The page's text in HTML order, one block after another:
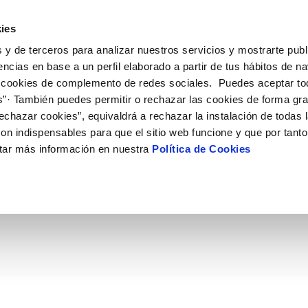
y de terceros para analizar nuestros servicios y mostrarte
en base a un perfil elaborado a partir de tus hábitos de
de complemento de redes sociales. Puedes aceptar
También puedes permitir o rechazar las cookies de forma
cookies”, equivaldrá a rechazar la instalación de todas
indispensables para que el sitio web funcione y que por
más información en nuestra Política de Cookies
de titular
de suministro
MODIFICACIÓN DE DATOS
Actualizar datos bancários
Actualizar datos de
Tu Servicio
AL CLIENTE
contacto
COMPROMISO DE SERVICIO
Carta de compromisos
Customer Counsel (Defensa del
Tu Agua
del agua
consumidor
CUIDADOS DEL AGUA
Consejos de ahorro
Depósitos comunitarios
comunitarios
Conócenos
DE GESTIÓN Y CERTIFICADOS
PERFIL DEL CONTRATANTE
Plataforma de contratación del
público
Licitaciones en curso
de la depuradora
de saneamiento en